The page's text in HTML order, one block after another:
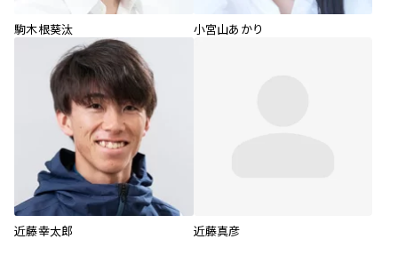
駒木根葵汰 小宮山あかり
近藤幸太郎 近藤真彦